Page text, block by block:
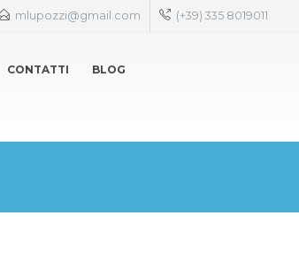
mlupozzi@gmail.com (+39) 335 8019011
CONTATTI BLOG